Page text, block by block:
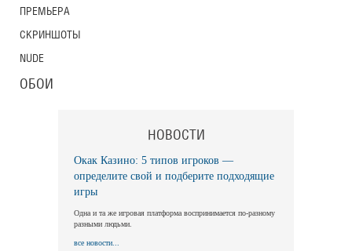
ПРЕМЬЕРА
СКРИНШОТЫ
NUDE
ОБОИ
НОВОСТИ
Окак Казино: 5 типов игроков —
определите свой и подберите подходящие
игры
Одна и та же игровая платформа воспринимается по-разному
разными людьми.
все новости...